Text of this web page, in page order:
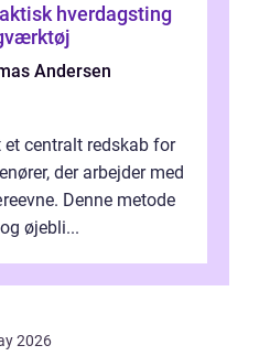
hverdagsting
Andersen
et centralt redskab for
der arbejder med
Denne metode
øjebli...
2026